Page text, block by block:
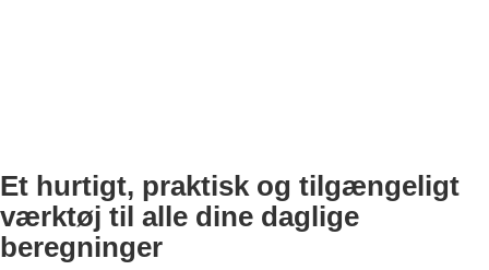
Et hurtigt, praktisk og tilgængeligt
værktøj til alle dine daglige
beregninger